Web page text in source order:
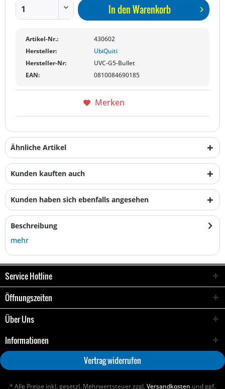
In denWarenkorb
Artikel-Nr.:
430602
Hersteller:
UbiQuiti
Hersteller-Nr:
UVC-G5-Bullet
EAN:
0810084690185
Merken
Ähnliche Artikel
Kunden kauften auch
Kunden haben sich ebenfalls angesehen
Beschreibung
mehr
Service Hotline
Öffnungszeiten
Über Uns
Informationen
Vertrag widerrufen
* Alle Preise inkl. gesetzl. Mehrwertsteuer zzgl.Versandkosten und ggf.